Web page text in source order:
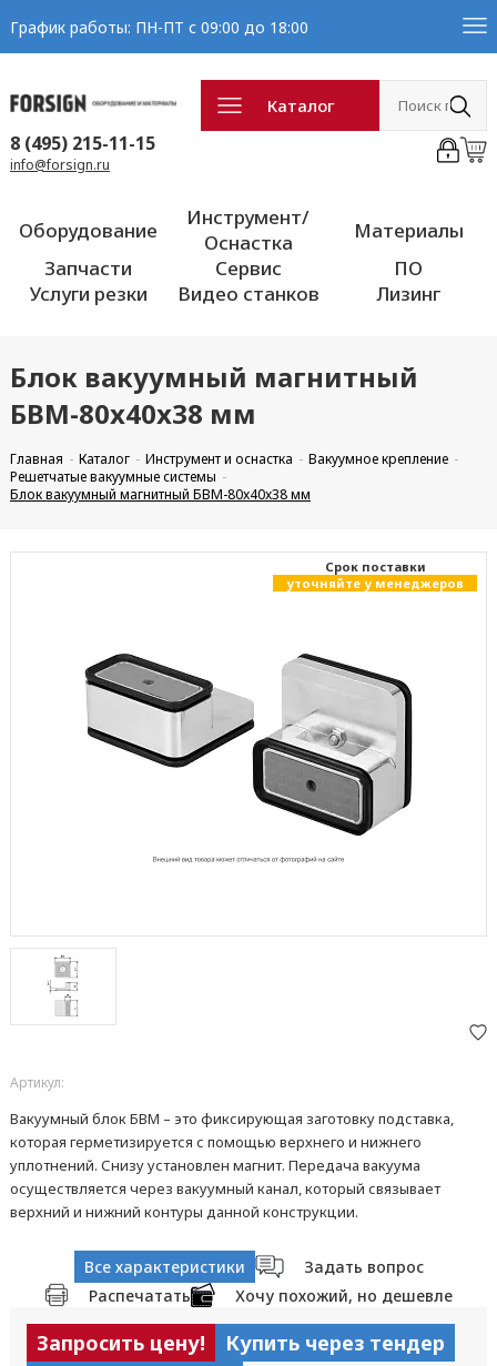
График работы: ПН-ПТ с 09:00 до 18:00
Каталог
8 (495) 215-11-15
info@forsign.ru
Оборудование
Инструмент/
Оснастка
Материалы
Запчасти
Сервис
ПО
Услуги резки
Видео станков Лизинг
Блок вакуумный магнитный
БВМ-80x40x38 мм
Главная Каталог Инструмент и оснастка
Вакуумное крепление
Решетчатые вакуумные системы
Блок вакуумный магнитный БВМ-80x40x38 мм
Cрок поставки
уточняйте у менеджеров
Артикул:
Вакуумный блок БВМ – это фиксирующая заготовку подставка,
которая герметизируется с помощью верхнего и нижнего
уплотнений. Снизу установлен магнит. Передача вакуума
осуществляется через вакуумный канал, который связывает
верхний и нижний контуры данной конструкции.
Все характеристики
Задать вопрос
Распечатать
Хочу похожий, но дешевле
Запросить цену!
Купить через тендер